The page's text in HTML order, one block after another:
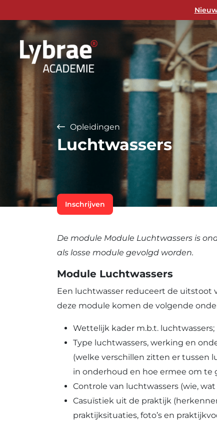
Opleidingen
Luchtwassers
Inschrijven
De module Module Luchtwassers is
als losse module gevolgd worden.
Module Luchtwassers
Een luchtwasser reduceert de uitstoot
deze module komen de volgende
Wettelijk kader m.b.t. luchtwassers;
Type luchtwassers, werking en
(welke verschillen zitten er tussen
in onderhoud en hoe ermee om te
Controle van luchtwassers (wie, wat
Casuïstiek uit de praktijk
praktijksituaties, foto’s en